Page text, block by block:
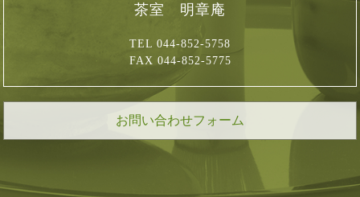
茶室 明章庵
TEL 044-852-5758
FAX 044-852-5775
お問い合わせフォーム